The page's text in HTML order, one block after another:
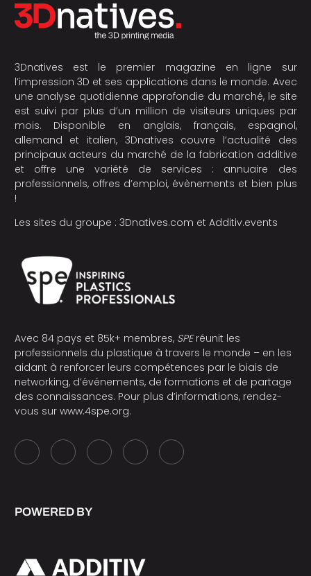
3Dnatives est le premier magazine en ligne sur
l’impression 3D et ses applications dans le monde. Avec
une analyse quotidienne approfondie du marché, le site
est suivi par plus d’un million de visiteurs uniques par
mois. Disponible en anglais, français, espagnol,
allemand et italien, 3Dnatives couvre l’actualité des
principaux acteurs du marché de la fabrication additive
et offre une variété de services : annuaire des
professionnels, offres d’emploi, évènements et bien plus
!
Les sites du groupe : 3Dnatives.com et Additiv.events
Avec 84 pays et 85k+ membres, SPEréunit les
professionnels du plastique à travers le monde – en les
aidant à renforcer leurs compétences par le biais de
networking, d’événements, de formations et de partage
des connaissances. Pour plus d’informations, rendez-
vous sur www.4spe.org.
POWERED BY